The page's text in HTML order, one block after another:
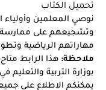
تحميل الكتاب
نوصي المعلمين وأولياء
وتشجيعهم على ممارسة
مهاراتهم الرياضية
ملاحظة: هذا الرابط
بوزارة التربية
يمكنكم الاطلاع على